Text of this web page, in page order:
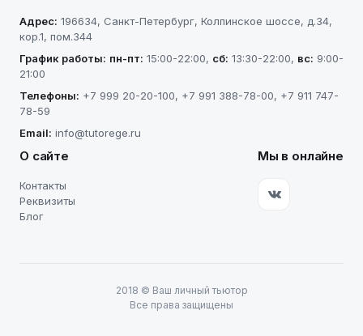
Адрес: 196634, Санкт-Петербург, Колпинское шоссе, д.34,
кор.1, пом.344
График работы: пн-пт: 15:00-22:00, сб: 13:30-22:00, вс: 9:00-
21:00
Телефоны: +7 999 20-20-100, +7 991 388-78-00, +7 911 747-
78-59
Email: info@tutorege.ru
О сайте
Контакты
Реквизиты
Блог
Мы в онлайне
2018 © Ваш личный тьютор
Все права защищены